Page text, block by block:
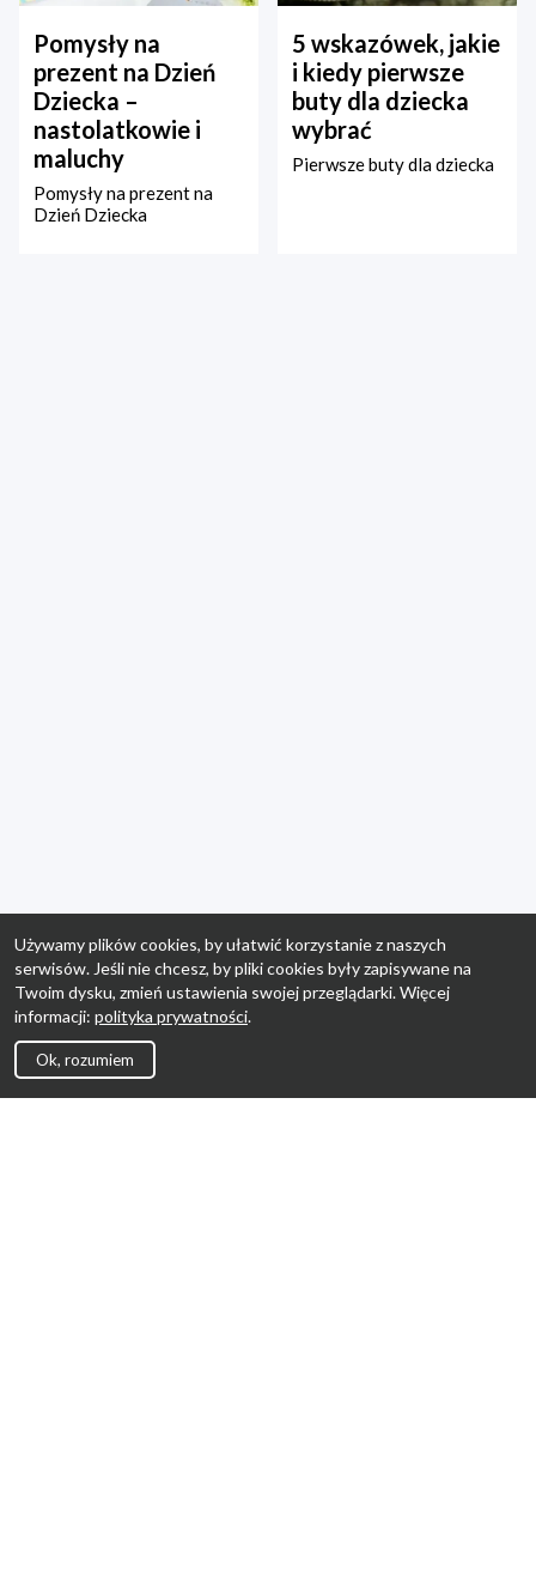
Pomysły na
prezent na Dzień
Dziecka –
nastolatkowie i
maluchy
Pomysły na prezent na
Dzień Dziecka
5 wskazówek, jakie
i kiedy pierwsze
buty dla dziecka
wybrać
Pierwsze buty dla dziecka
Używamy plików cookies, by ułatwić korzystanie z naszych
serwisów. Jeśli nie chcesz, by pliki cookies były zapisywane na
Twoim dysku, zmień ustawienia swojej przeglądarki. Więcej
informacji: polityka prywatności.
Ok, rozumiem